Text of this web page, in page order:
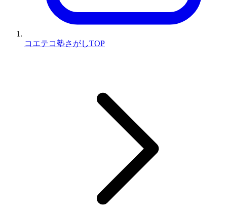
コエテコ塾さがしTOP